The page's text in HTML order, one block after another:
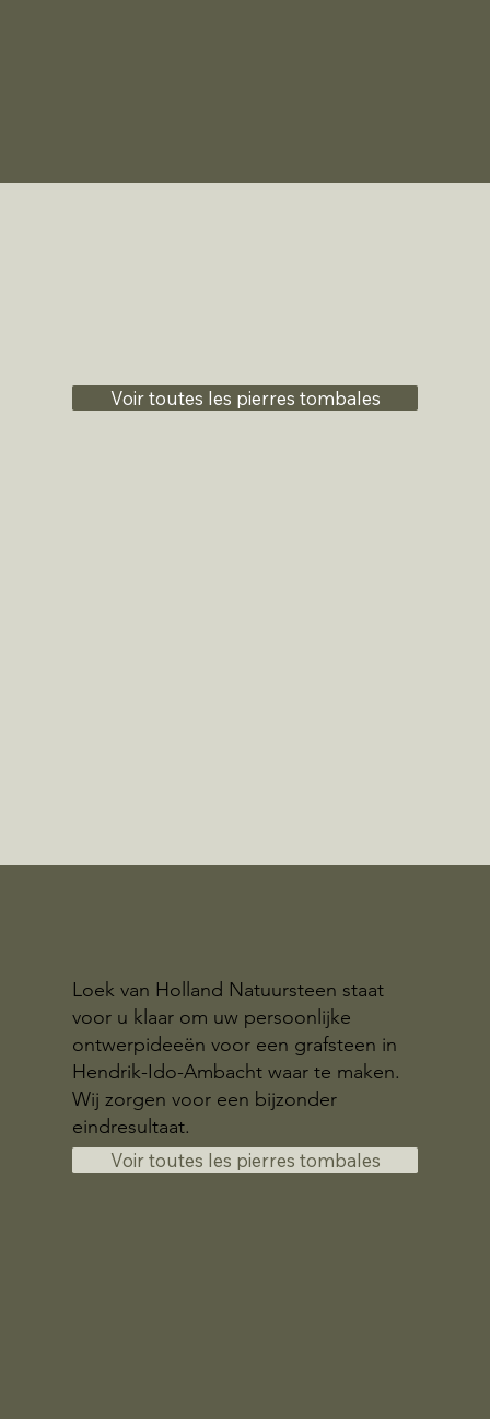
Voir toutes les pierres tombales
Loek van Holland Natuursteen staat
voor u klaar om uw persoonlijke
ontwerpideeën voor een grafsteen in
Hendrik-Ido-Ambacht waar te maken.
Wij zorgen voor een bijzonder
eindresultaat.
Voir toutes les pierres tombales